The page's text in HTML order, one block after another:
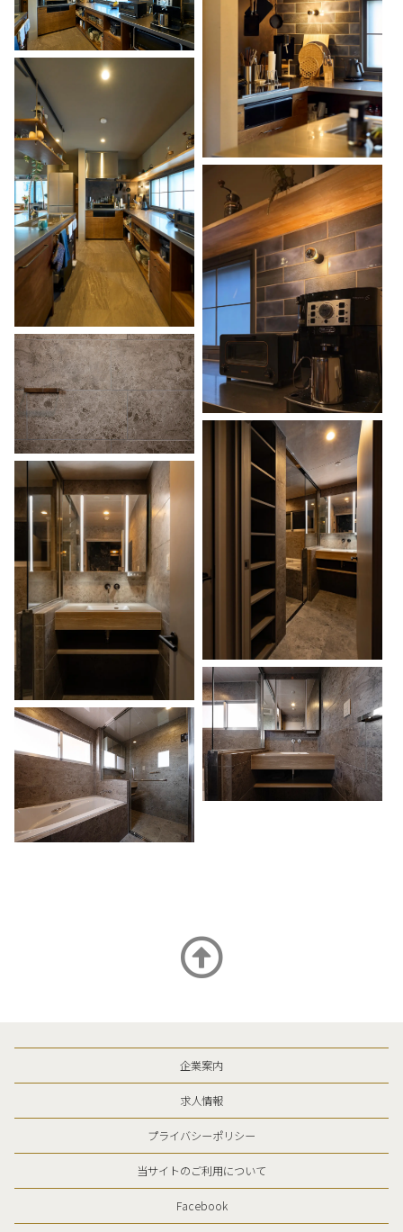
企業案内
求人情報
プライバシーポリシー
当サイトのご利用について
Facebook